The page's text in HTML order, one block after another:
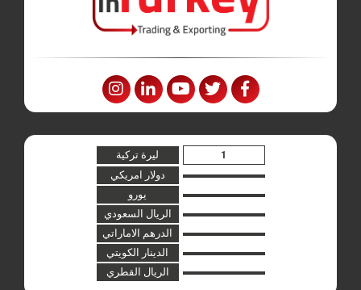
ليرة تركية
دولار امريكي
يورو
الريال السعودي
الدرهم الاماراتي
الدينار الكويتي
الريال القطري